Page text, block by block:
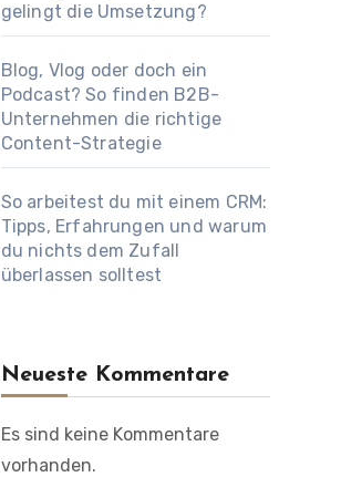
gelingt die Umsetzung?
Blog, Vlog oder doch ein
Podcast? So finden B2B-
Unternehmen die richtige
Content-Strategie
So arbeitest du mit einem CRM:
Tipps, Erfahrungen und warum
du nichts dem Zufall
überlassen solltest
Neueste Kommentare
Es sind keine Kommentare
vorhanden.